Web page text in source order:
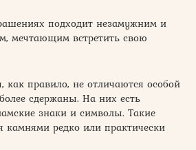
подходит незамужним и
мечтающим встретить свою
правило, не отличаются особой
сдержаны. На них есть
знаки и символы. Такие
камнями редко или практически